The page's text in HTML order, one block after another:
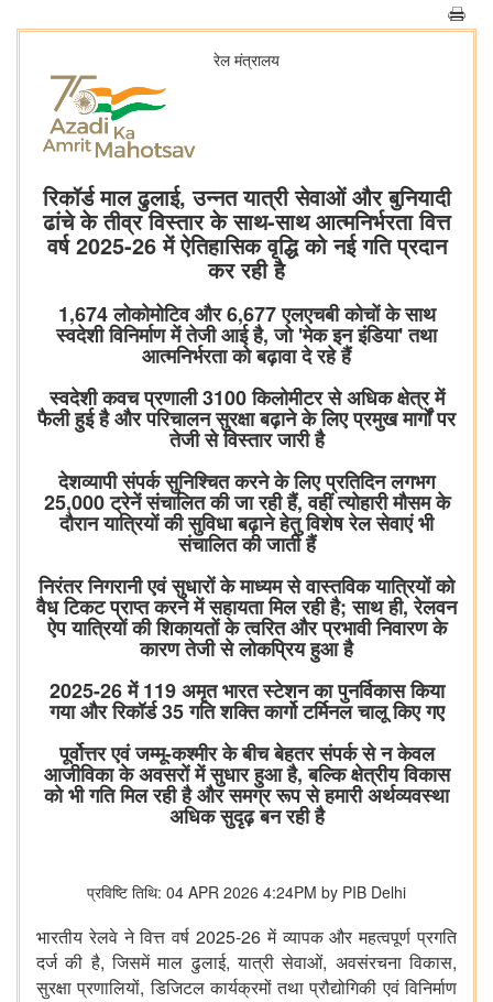
रेल मंत्रालय
रिकॉर्ड माल ढुलाई, उन्नत यात्री सेवाओं और बुनियादी
ढांचे के तीव्र विस्तार के साथ-साथ आत्मनिर्भरता वित्त
वर्ष 2025-26 में ऐतिहासिक वृद्धि को नई गति प्रदान
कर रही है
1,674 लोकोमोटिव और 6,677 एलएचबी कोचों के साथ
स्वदेशी विनिर्माण में तेजी आई है, जो 'मेक इन इंडिया' तथा
आत्मनिर्भरता को बढ़ावा दे रहे हैं
स्वदेशी कवच ​​प्रणाली 3100 किलोमीटर से अधिक क्षेत्र में
फैली हुई है और परिचालन सुरक्षा बढ़ाने के लिए प्रमुख मार्गों पर
तेजी से विस्तार जारी है
देशव्यापी संपर्क सुनिश्चित करने के लिए प्रतिदिन लगभग
25,000 ट्रेनें संचालित की जा रही हैं, वहीं त्योहारी मौसम के
दौरान यात्रियों की सुविधा बढ़ाने हेतु विशेष रेल सेवाएं भी
संचालित की जाती हैं
निरंतर निगरानी एवं सुधारों के माध्यम से वास्तविक यात्रियों को
वैध टिकट प्राप्त करने में सहायता मिल रही है; साथ ही, रेलवन
ऐप यात्रियों की शिकायतों के त्वरित और प्रभावी निवारण के
कारण तेजी से लोकप्रिय हुआ है
2025-26 में 119 अमृत भारत स्टेशन का पुनर्विकास किया
गया और रिकॉर्ड 35 गति शक्ति कार्गो टर्मिनल चालू किए गए
पूर्वोत्तर एवं जम्मू-कश्मीर के बीच बेहतर संपर्क से न केवल
आजीविका के अवसरों में सुधार हुआ है, बल्कि क्षेत्रीय विकास
को भी गति मिल रही है और समग्र रूप से हमारी अर्थव्यवस्था
अधिक सुदृढ़ बन रही है
प्रविष्टि तिथि: 04 APR 2026 4:24PM by PIB Delhi
भारतीय रेलवे ने वित्त वर्ष 2025-26 में व्यापक और महत्वपूर्ण प्रगति
दर्ज की है,जिसमें माल ढुलाई,यात्री सेवाओं, अवसंरचना विकास,
सुरक्षा प्रणालियों,डिजिटल कार्यक्रमों तथा प्रौद्योगिकी एवं विनिर्माण